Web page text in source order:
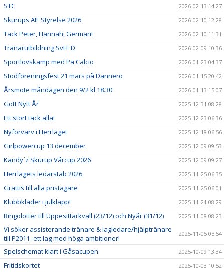
STC 2026-02-13 14:27
Skurups AIF Styrelse 2026 2026-02-10 12:28
Tack Peter, Hannah, German! 2026-02-10 11:31
Tränarutbildning SvFF D 2026-02-09 10:36
Sportlovskamp med Pa Calcio 2026-01-23 04:37
Stödföreningsfest 21 mars på Dannero 2026-01-15 20:42
Årsmöte måndagen den 9/2 kl.18.30 2026-01-13 15:07
Gott Nytt År 2025-12-31 08:28
Ett stort tack alla! 2025-12-23 06:36
Nyförvärv i Herrlaget 2025-12-18 06:56
Girlpowercup 13 december 2025-12-09 09:53
Kandy´z Skurup Vårcup 2026 2025-12-09 09:27
Herrlagets ledarstab 2026 2025-11-25 06:35
Grattis till alla pristagare 2025-11-25 06:01
Klubbkläder i julklapp! 2025-11-21 08:29
Bingolotter till Uppesittarkväll (23/12) och Nyår (31/12) 2025-11-08 08:23
Vi söker assisterande tränare & lagledare/hjälptränare
till P2011- ett lag med höga ambitioner!
2025-11-05 05:54
Spelschemat klart i Gåsacupen 2025-10-09 13:34
Fritidskortet 2025-10-03 10:52